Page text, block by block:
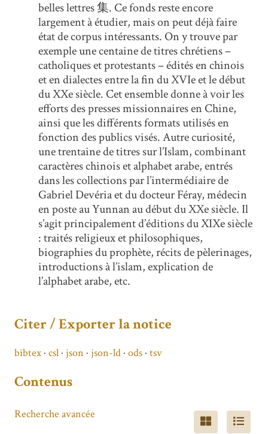
belles lettres 集. Ce fonds reste encore
largement à étudier, mais on peut déjà faire
état de corpus intéressants. On y trouve par
exemple une centaine de titres chrétiens –
catholiques et protestants – édités en chinois
et en dialectes entre la fin du XVIe et le début
du XXe siècle. Cet ensemble donne à voir les
efforts des presses missionnaires en Chine,
ainsi que les différents formats utilisés en
fonction des publics visés. Autre curiosité,
une trentaine de titres sur l’Islam, combinant
caractères chinois et alphabet arabe, entrés
dans les collections par l’intermédiaire de
Gabriel Devéria et du docteur Féray, médecin
en poste au Yunnan au début du XXe siècle. Il
s’agit principalement d’éditions du XIXe siècle
: traités religieux et philosophiques,
biographies du prophète, récits de pèlerinages,
introductions à l’islam, explication de
l’alphabet arabe, etc.
Citer / Exporter la notice
bibtex csl json json-ld ods tsv
Contenus
Recherche avancée